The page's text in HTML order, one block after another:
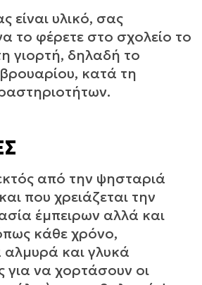
είναι υλικό, σας
το φέρετε στο σχολείο το
γιορτή, δηλαδή το
κατά τη
από την ψησταριά
που χρειάζεται την
έμπειρων αλλά και
κάθε χρόνο,
αλμυρά και γλυκά
να χορτάσουν οι